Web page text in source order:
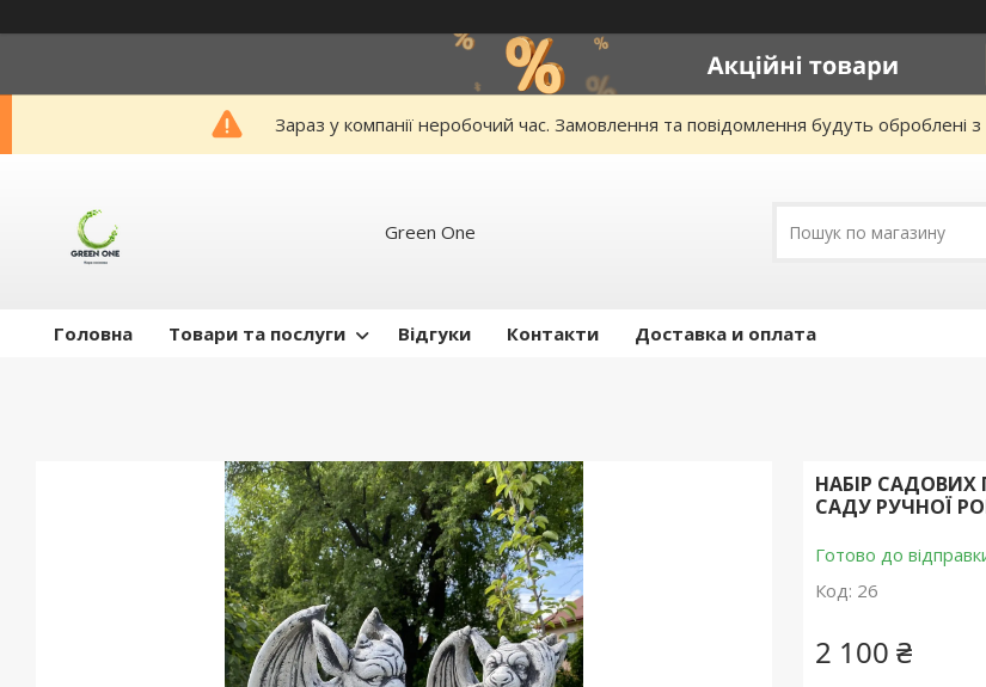
Зараз у компанії неробочий час. Замовлення та повідомлення будуть
Green One
Головна Товари та послуги Відгуки Контакти Доставка и оплата
НАБІР САДОВИХ
САДУ РУЧНОЇ
Готово до
Код: 26
2 100 ₴